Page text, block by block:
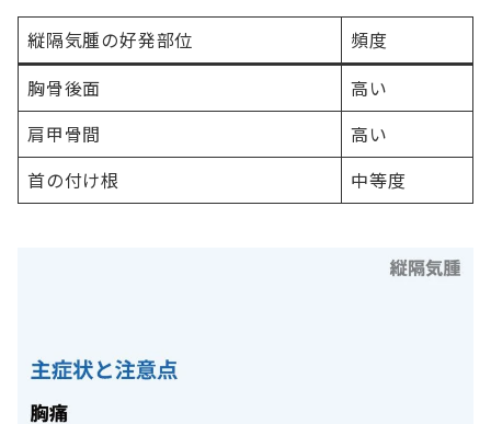
縦隔気腫の好発部位
頻度
胸骨後面
高い
肩甲骨間
高い
首の付け根
中等度